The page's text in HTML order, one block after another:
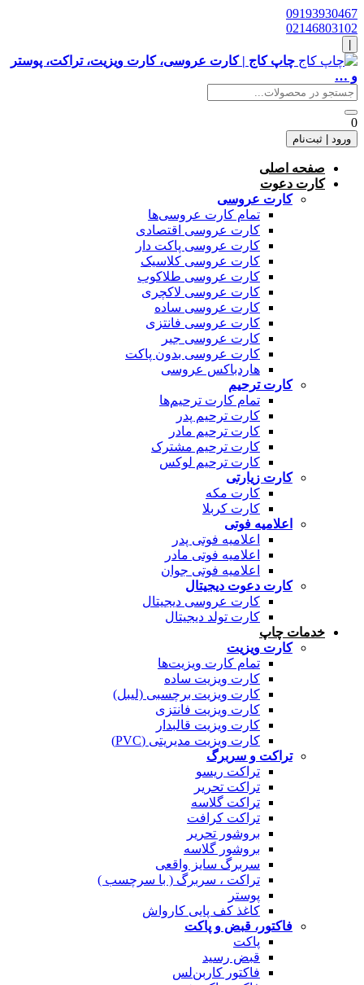
09193930467
02146803102
چاپ کاج | کارت عروسی، کارت ویزیت، تراکت، پوستر
و …
0
ورود | ثبت‌نام
صفحه اصلی
کارت دعوت
کارت عروسی
تمام کارت عروسی‌ها
کارت عروسی اقتصادی
کارت عروسی پاکت دار
کارت عروسی کلاسیک
کارت عروسی طلاکوب
کارت عروسی لاکچری
کارت عروسی ساده
کارت عروسی فانتزی
کارت عروسی جیر
کارت عروسی بدون پاکت
هاردباکس عروسی
کارت ترحیم
تمام کارت ترحیم‌ها
کارت ترحیم پدر
کارت ترحیم مادر
کارت ترحیم مشترک
کارت ترحیم لوکس
کارت زیارتی
کارت مکه
کارت کربلا
اعلامیه فوتی
اعلامیه فوتی پدر
اعلامیه فوتی مادر
اعلامیه فوتی جوان
کارت دعوت دیجیتال
کارت عروسی دیجیتال
کارت تولد دیجیتال
خدمات چاپ
کارت ویزیت
تمام کارت ویزیت‌ها
کارت ویزیت ساده
کارت ویزیت برچسبی (لیبل)
کارت ویزیت فانتزی
کارت ویزیت قالبدار
کارت ویزیت مدیریتی (PVC)
تراکت و سربرگ
تراکت ریسو
تراکت تحریر
تراکت گلاسه
تراکت کرافت
بروشور تحریر
بروشور گلاسه
سربرگ سایز واقعی
تراکت ، سربرگ ( با سرچسب )
پوستر
کاغذ کف پایی کارواش
فاکتور، قبض و پاکت
پاکت
قبض رسید
فاکتور کاربن‌لس